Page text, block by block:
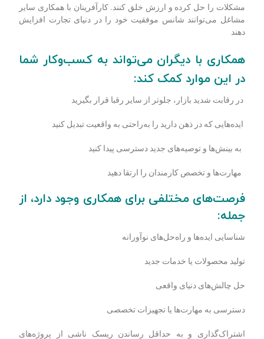
مشکلات را حل کرده و ارزش خلق کنند. کارآفرینان با همکاری سایر
مشاغل می‌توانند شانس موفقیت خود را در دنیای تجارت افزایش
دهند
همکاری با دیگران می‌تواند به کسب‌وکار شما
در این موارد کمک کند:
در رقابت شدید بازار، جلوتر از سایر رقبا قرار بگیرید
ایده‌هایی که در ذهن دارید را به‌راحتی به واقعیت تبدیل کنید
به بینش‌ها و توصیه‌های جدید دسترسی پیدا کنید
مهارت‌ها و تخصص کارمندان را ارتقا دهید
فرصت‌های مختلفی برای همکاری وجود دارد، از
جمله:
شناسایی ایده‌ها و راه‌حل‌های نوآورانه
تولید محصولات یا خدمات جدید
حل چالش‌های دنیای واقعی
دسترسی به مهارت‌ها یا تجهیزات تخصصی
اشتراک‌گذاری و به حداقل رساندن ریسک ناشی از پروژه‌های